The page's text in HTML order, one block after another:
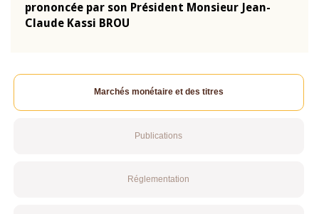
prononcée par son Président Monsieur Jean-
Claude Kassi BROU
Marchés monétaire et des titres
Publications
Réglementation